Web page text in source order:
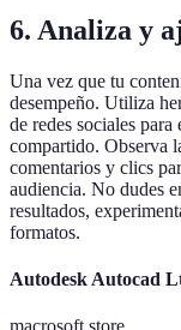
6. Analiza y
Una vez que tu
desempeño. Utiliza
de redes sociales
compartido. Observa
comentarios y clics
audiencia. No dudes
resultados,
formatos.
Autodesk Autocad